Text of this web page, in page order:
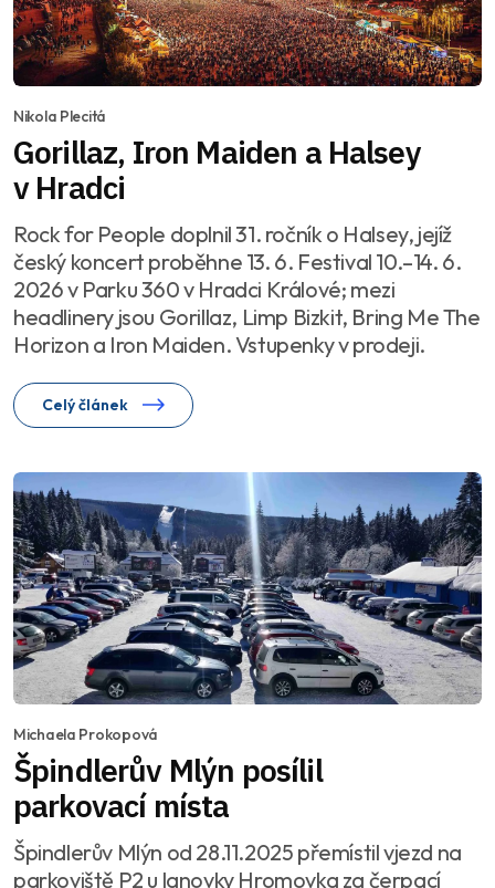
Nikola Plecitá
Gorillaz, Iron Maiden a Halsey
v Hradci
Rock for People doplnil 31. ročník o Halsey, jejíž
český koncert proběhne 13. 6. Festival 10.–14. 6.
2026 v Parku 360 v Hradci Králové; mezi
headlinery jsou Gorillaz, Limp Bizkit, Bring Me The
Horizon a Iron Maiden. Vstupenky v prodeji.
Celý článek
Michaela Prokopová
Špindlerův Mlýn posílil
parkovací místa
Špindlerův Mlýn od 28.11.2025 přemístil vjezd na
parkoviště P2 u lanovky Hromovka za čerpací